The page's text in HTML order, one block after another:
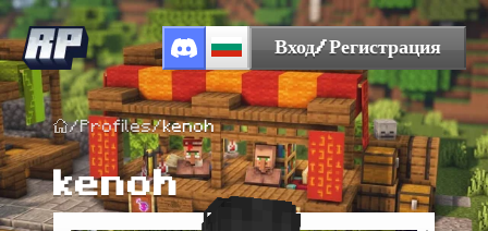
Вход/Регистрация
/Profiles/kenoh
kenoh